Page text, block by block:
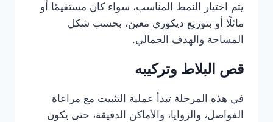
يتم اختيار النمط المناسب، سواء كان مستقيمًا أو
مائلًا أو بتوزيع ديكوري معين، بحسب شكل
المساحة والهدف الجمالي.
قص البلاط وتركيبه
في هذه المرحلة تبدأ عملية التثبيت مع مراعاة
الفواصل، والزوايا، والأماكن الدقيقة، حتى يكون